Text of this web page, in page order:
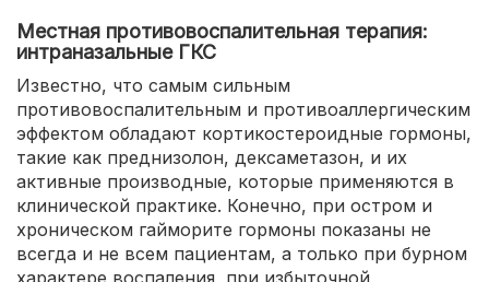
Местная противовоспалительная терапия:
интраназальные ГКС
Известно, что самым сильным
противовоспалительным и противоаллергическим
эффектом обладают кортикостероидные гормоны,
такие как преднизолон, дексаметазон, и их
активные производные, которые применяются в
клинической практике. Конечно, при остром и
хроническом гайморите гормоны показаны не
всегда и не всем пациентам, а только при бурном